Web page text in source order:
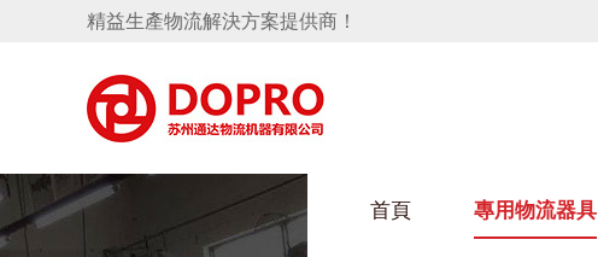
精益生產物流解決方案提供商！
首頁 專用物流器具